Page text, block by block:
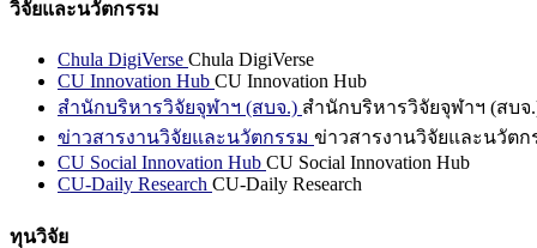
วิจัยและนวัตกรรม
Chula DigiVerse Chula DigiVerse
CU Innovation Hub CU Innovation Hub
สำนักบริหารวิจัยจุฬาฯ (สบจ.) สำนักบริหารวิจัยจุฬาฯ (สบจ
ข่าวสารงานวิจัยและนวัตกรรม ข่าวสารงานวิจัยและนวัตก
CU Social Innovation Hub CU Social Innovation Hub
CU-Daily Research CU-Daily Research
ทุนวิจัย